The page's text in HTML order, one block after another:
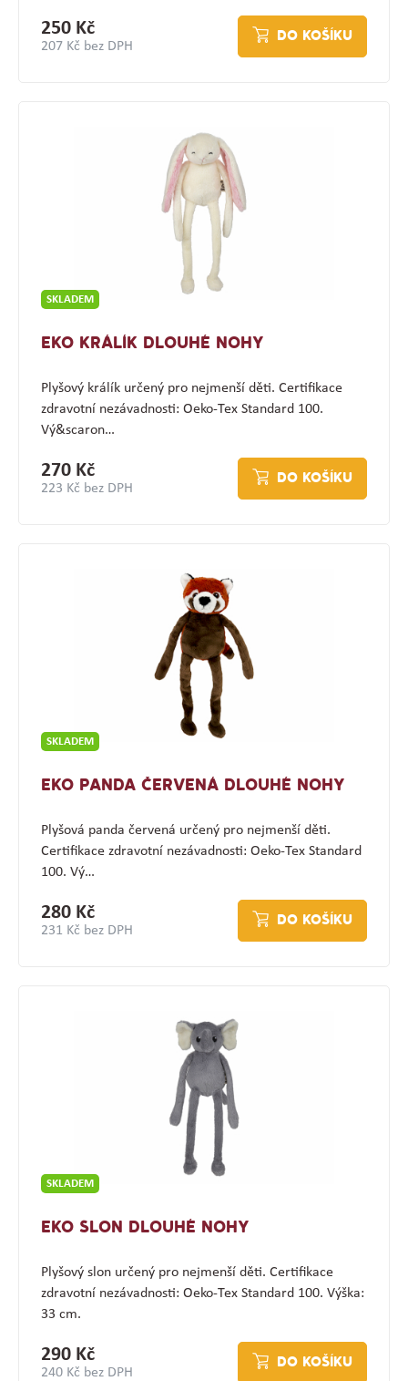
250 Kč
207 Kč bez DPH
DO KOŠÍKU
SKLADEM
EKO KRÁLÍK DLOUHÉ NOHY
Plyšový králík určený pro nejmenší děti. Certifikace
zdravotní nezávadnosti: Oeko-Tex Standard 100.
Vý&scaron…
270 Kč
223 Kč bez DPH
DO KOŠÍKU
SKLADEM
EKO PANDA ČERVENÁ DLOUHÉ NOHY
Plyšová panda červená určený pro nejmenší děti.
Certifikace zdravotní nezávadnosti: Oeko-Tex Standard
100. Vý…
280 Kč
231 Kč bez DPH
DO KOŠÍKU
SKLADEM
EKO SLON DLOUHÉ NOHY
Plyšový slon určený pro nejmenší děti. Certifikace
zdravotní nezávadnosti: Oeko-Tex Standard 100. Výška:
33 cm.
290 Kč
240 Kč bez DPH
DO KOŠÍKU